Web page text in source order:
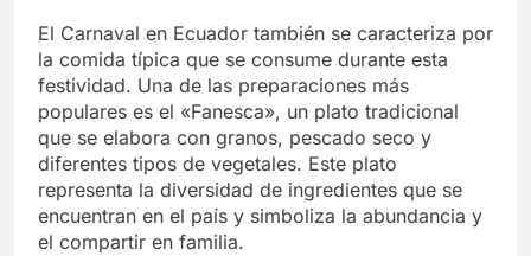
El Carnaval en Ecuador también se caracteriza por
la comida típica que se consume durante esta
festividad. Una de las preparaciones más
populares es el «Fanesca», un plato tradicional
que se elabora con granos, pescado seco y
diferentes tipos de vegetales. Este plato
representa la diversidad de ingredientes que se
encuentran en el país y simboliza la abundancia y
el compartir en familia.